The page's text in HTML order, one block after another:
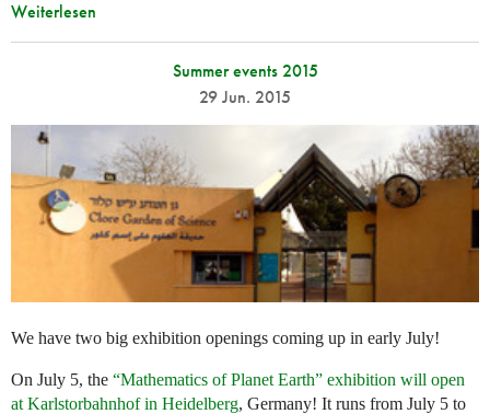
Weiterlesen
Summer events 2015
29 Jun. 2015
We have two big exhibition openings coming up in early July!
On July 5, the “Mathematics of Planet Earth” exhibition will open
at Karlstorbahnhof in Heidelberg, Germany! It runs from July 5 to